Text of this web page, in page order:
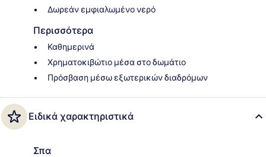
Δωρεάν εμφιαλωμένο νερό
Περισσότερα
Καθημερινά
Χρηματοκιβώτιο μέσα στο δωμάτιο
Πρόσβαση μέσω εξωτερικών διαδρόμων
Ειδικά χαρακτηριστικά
Σπα